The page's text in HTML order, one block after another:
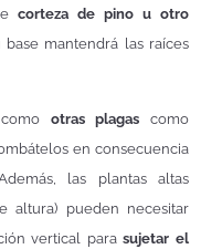
corteza de pino u otro
mantendrá las raíces
otras plagas como
en consecuencia
las plantas altas
altura) pueden necesitar
vertical parasujetar el